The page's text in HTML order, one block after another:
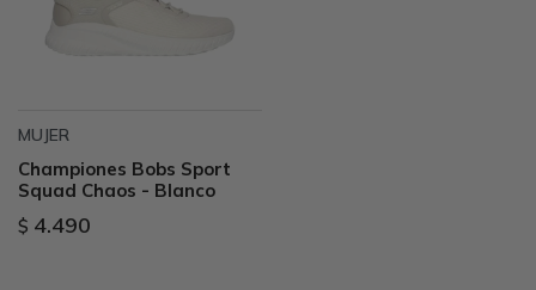
MUJER
Championes Bobs Sport
Squad Chaos - Blanco
$ 4.490